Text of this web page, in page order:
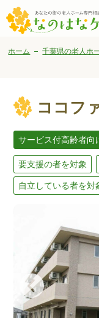
ホーム 千葉県の老人ホ
ココフ
サービス付高齢者向
要支援の者を対象
自立している者を対